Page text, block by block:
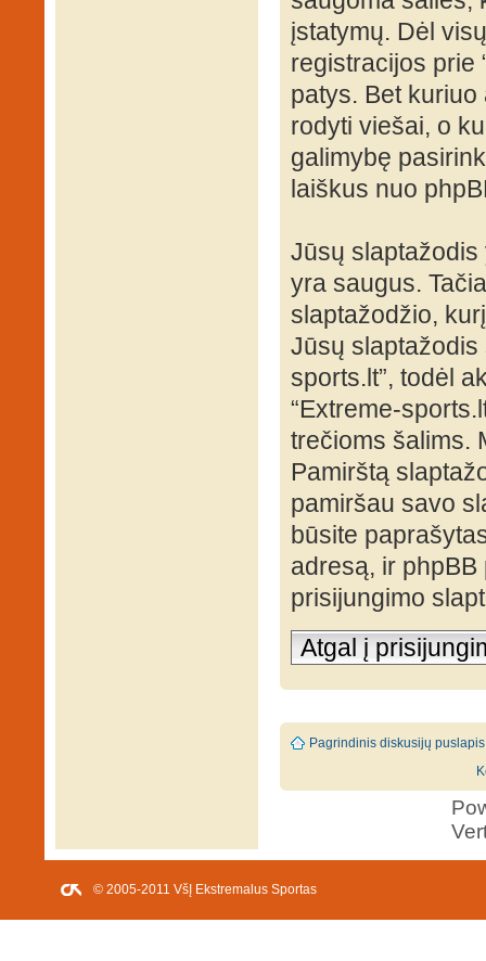
įstatymų. Dėl
registracijos prie
patys. Bet
rodyti viešai, o
galimybę
laiškus nuo
Jūsų
yra saugus.
slaptažodžio,
Jūsų slaptažodis
sports.lt”, todėl
“Extreme-
trečioms šalims.
Pamirštą
pamiršau savo
būsite
adresą, ir
prisijungimo
Atgal į
Pagrindinis diskusijų puslapis
© 2005-2011 VšĮ Ekstremalus Sportas